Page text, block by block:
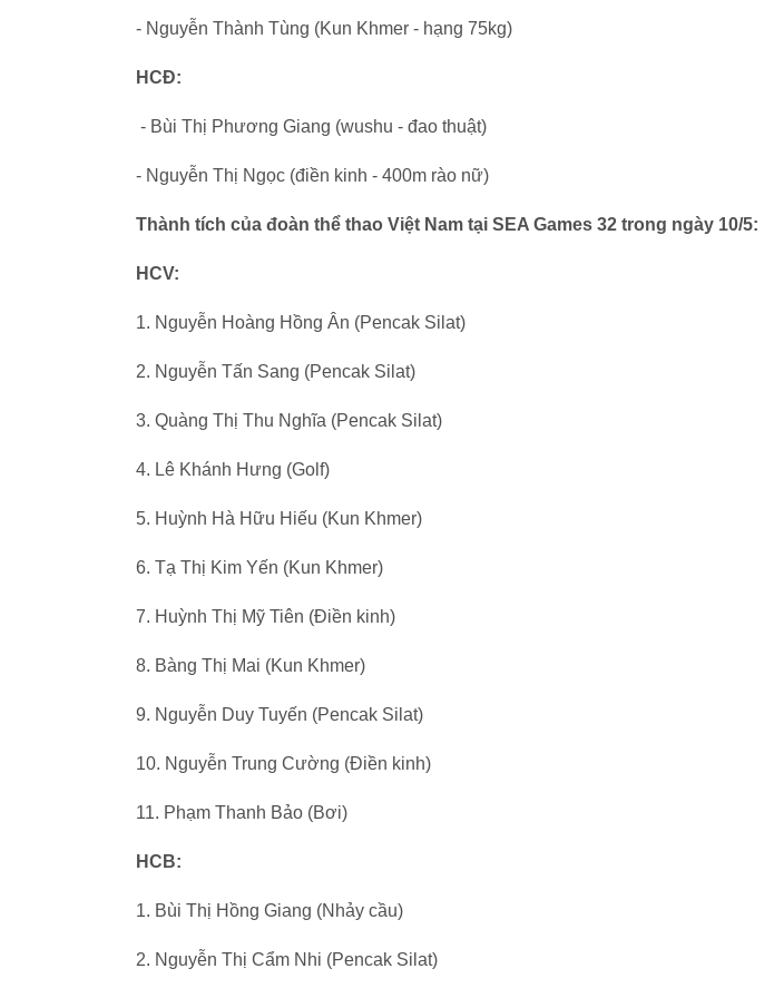
- Nguyễn Thành Tùng (Kun Khmer - hạng 75kg)
HCĐ:
- Bùi Thị Phương Giang (wushu - đao thuật)
- Nguyễn Thị Ngọc (điền kinh - 400m rào nữ)
Thành tích của đoàn thể thao Việt Nam tại SEA Games 32 trong ngày 10/5:
HCV:
1. Nguyễn Hoàng Hồng Ân (Pencak Silat)
2. Nguyễn Tấn Sang (Pencak Silat)
3. Quàng Thị Thu Nghĩa (Pencak Silat)
4. Lê Khánh Hưng (Golf)
5. Huỳnh Hà Hữu Hiếu (Kun Khmer)
6. Tạ Thị Kim Yến (Kun Khmer)
7. Huỳnh Thị Mỹ Tiên (Điền kinh)
8. Bàng Thị Mai (Kun Khmer)
9. Nguyễn Duy Tuyến (Pencak Silat)
10. Nguyễn Trung Cường (Điền kinh)
11. Phạm Thanh Bảo (Bơi)
HCB:
1. Bùi Thị Hồng Giang (Nhảy cầu)
2. Nguyễn Thị Cẩm Nhi (Pencak Silat)